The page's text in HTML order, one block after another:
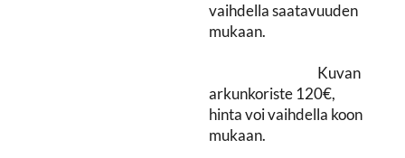
vaihdella saatavuuden
mukaan.
Kuvan
arkunkoriste 120€,
hinta voi vaihdella koon
mukaan.